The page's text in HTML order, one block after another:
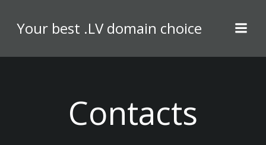
content
Your best .LV domain choice
Contacts